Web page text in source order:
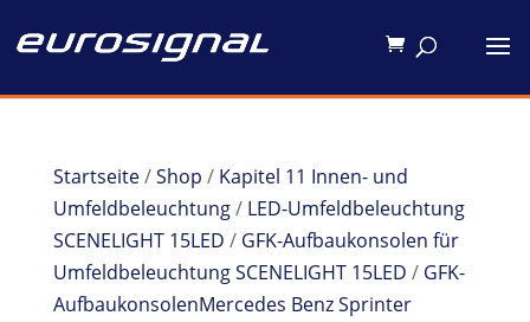
Startseite/Shop / Kapitel 11 Innen- und
Umfeldbeleuchtung/ LED-Umfeldbeleuchtung
SCENELIGHT 15LED / GFK-Aufbaukonsolen für
Umfeldbeleuchtung SCENELIGHT 15LED / GFK-
AufbaukonsolenMercedes Benz Sprinter